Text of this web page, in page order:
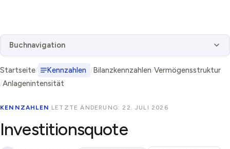
Buchnavigation
Startseite Kennzahlen Bilanzkennzahlen Vermögensstruktur
Anlagenintensität
KENNZAHLEN · LETZTE ÄNDERUNG: 22. JULI 2026
Investitionsquote